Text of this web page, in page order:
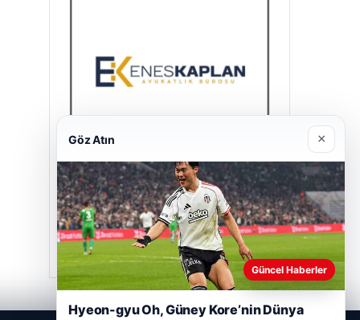
Enes Kaplan Avukatlık Bürosu
28/04/2026
Göz Atın ×
Güncel Haberler
Hyeon-gyu Oh, Güney Kore’nin Dünya